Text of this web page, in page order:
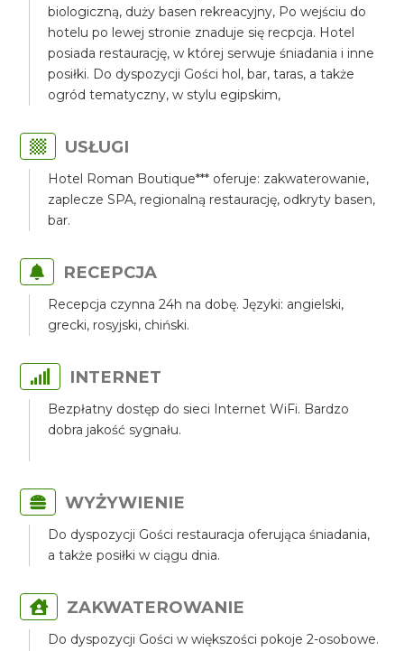
biologiczną, duży basen rekreacyjny, Po wejściu do
hotelu po lewej stronie znaduje się recpcja. Hotel
posiada restaurację, w której serwuje śniadania i inne
posiłki. Do dyspozycji Gości hol, bar, taras, a także
ogród tematyczny, w stylu egipskim,
USŁUGI
Hotel Roman Boutique*** oferuje: zakwaterowanie,
zaplecze SPA, regionalną restaurację, odkryty basen,
bar.
RECEPCJA
Recepcja czynna 24h na dobę. Języki: angielski,
grecki, rosyjski, chiński.
INTERNET
Bezpłatny dostęp do sieci Internet WiFi. Bardzo
dobra jakość sygnału.
WYŻYWIENIE
Do dyspozycji Gości restauracja oferująca śniadania,
a także posiłki w ciągu dnia.
ZAKWATEROWANIE
Do dyspozycji Gości w większości pokoje 2-osobowe.